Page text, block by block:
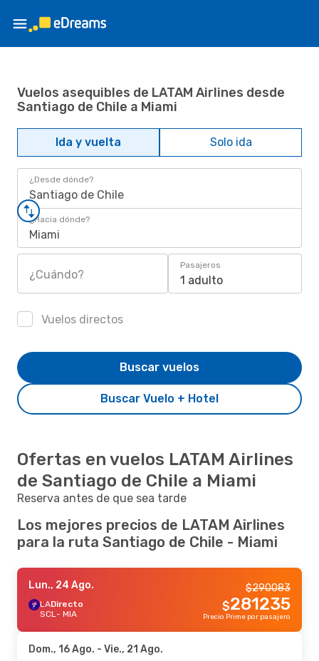
Vuelos asequibles de LATAM Airlines desde
Santiago de Chile a Miami
Ida y vuelta Solo ida
¿Desde dónde?
Santiago de Chile
¿Hacia dónde?
Miami
¿Cuándo?
Pasajeros
1 adulto
Vuelos directos
Buscar Vuelo + Hotel
Buscar vuelos
Ofertas en vuelos LATAM Airlines
de Santiago de Chile a Miami
Reserva antes de que sea tarde
Los mejores precios de LATAM Airlines
para la ruta Santiago de Chile - Miami
Lun., 24 Ago.
LADirecto
SCL- MIA
290083
$
281235
$
Precio Prime por pasajero
Dom., 16 Ago. - Vie., 21 Ago.